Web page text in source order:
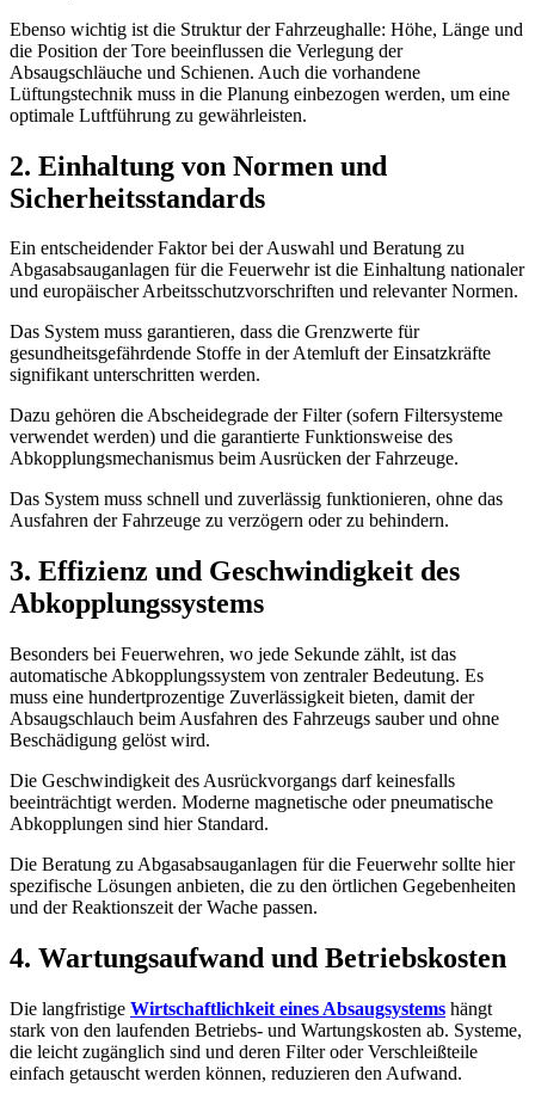
Ebenso wichtig ist die Struktur der Fahrzeughalle: Höhe, Länge und
die Position der Tore beeinflussen die Verlegung der
Absaugschläuche und Schienen. Auch die vorhandene
Lüftungstechnik muss in die Planung einbezogen werden, um eine
optimale Luftführung zu gewährleisten.
2. Einhaltung von Normen und
Sicherheitsstandards
Ein entscheidender Faktor bei der Auswahl und Beratung zu
Abgasabsauganlagen für die Feuerwehr ist die Einhaltung nationaler
und europäischer Arbeitsschutzvorschriften und relevanter Normen.
Das System muss garantieren, dass die Grenzwerte für
gesundheitsgefährdende Stoffe in der Atemluft der Einsatzkräfte
signifikant unterschritten werden.
Dazu gehören die Abscheidegrade der Filter (sofern Filtersysteme
verwendet werden) und die garantierte Funktionsweise des
Abkopplungsmechanismus beim Ausrücken der Fahrzeuge.
Das System muss schnell und zuverlässig funktionieren, ohne das
Ausfahren der Fahrzeuge zu verzögern oder zu behindern.
3. Effizienz und Geschwindigkeit des
Abkopplungssystems
Besonders bei Feuerwehren, wo jede Sekunde zählt, ist das
automatische Abkopplungssystem von zentraler Bedeutung. Es
muss eine hundertprozentige Zuverlässigkeit bieten, damit der
Absaugschlauch beim Ausfahren des Fahrzeugs sauber und ohne
Beschädigung gelöst wird.
Die Geschwindigkeit des Ausrückvorgangs darf keinesfalls
beeinträchtigt werden. Moderne magnetische oder pneumatische
Abkopplungen sind hier Standard.
Die Beratung zu Abgasabsauganlagen für die Feuerwehr sollte hier
spezifische Lösungen anbieten, die zu den örtlichen Gegebenheiten
und der Reaktionszeit der Wache passen.
4. Wartungsaufwand und Betriebskosten
Die langfristige Wirtschaftlichkeit eines Absaugsystems hängt
stark von den laufenden Betriebs- und Wartungskosten ab. Systeme,
die leicht zugänglich sind und deren Filter oder Verschleißteile
einfach getauscht werden können, reduzieren den Aufwand.